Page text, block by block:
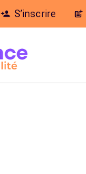
person_add S’inscrire post_add